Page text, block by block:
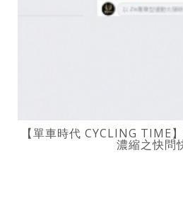
【單車時代 CYCLING TIME
濃縮之快問